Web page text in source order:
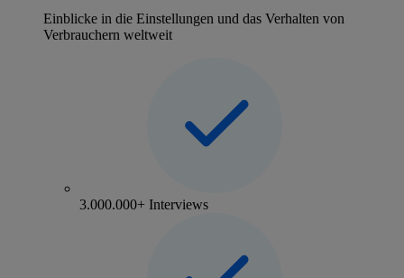
Einblicke in die Einstellungen und das Verhalten von
Verbrauchern weltweit
3.000.000+ Interviews